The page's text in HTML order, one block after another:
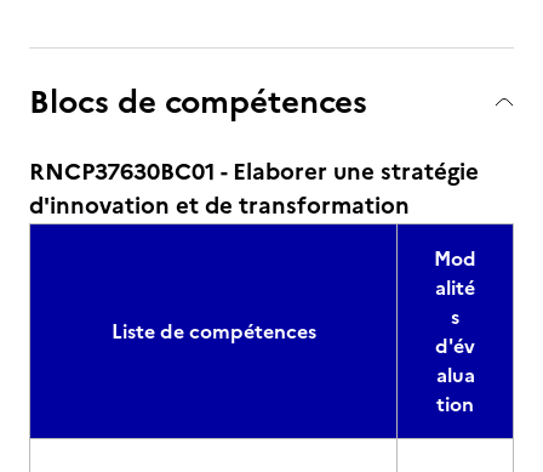
Blocs de compétences
RNCP37630BC01 - Elaborer une stratégie
d'innovation et de transformation
Liste de compétences
Mod
alité
s
d'év
alua
tion